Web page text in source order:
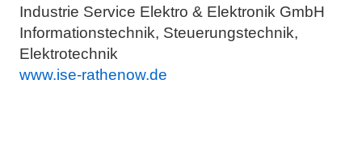
Industrie Service Elektro & Elektronik GmbH
Informationstechnik, Steuerungstechnik,
Elektrotechnik
www.ise-rathenow.de